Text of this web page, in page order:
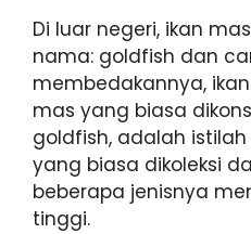
Di luar negeri, ikan
nama: goldfish dan
membedakannya,
mas yang biasa
goldfish, adalah
yang biasa dikoleksi
beberapa jenisnya
tinggi.